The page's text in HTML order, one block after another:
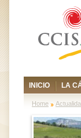
INICIO LA
Home